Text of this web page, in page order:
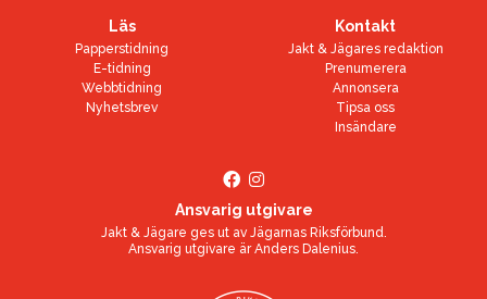
Läs
Papperstidning
E-tidning
Webbtidning
Nyhetsbrev
Kontakt
Jakt & Jägares redaktion
Prenumerera
Annonsera
Tipsa oss
Insändare
Ansvarig utgivare
Jakt & Jägare ges ut av Jägarnas Riksförbund.
Ansvarig utgivare ärAnders Dalenius.